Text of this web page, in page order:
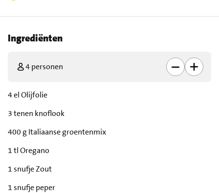
Ingrediënten
4 personen
4 el Olijfolie
3 tenen knoflook
400 g Italiaanse groentenmix
1 tl Oregano
1 snufje Zout
1 snufje peper